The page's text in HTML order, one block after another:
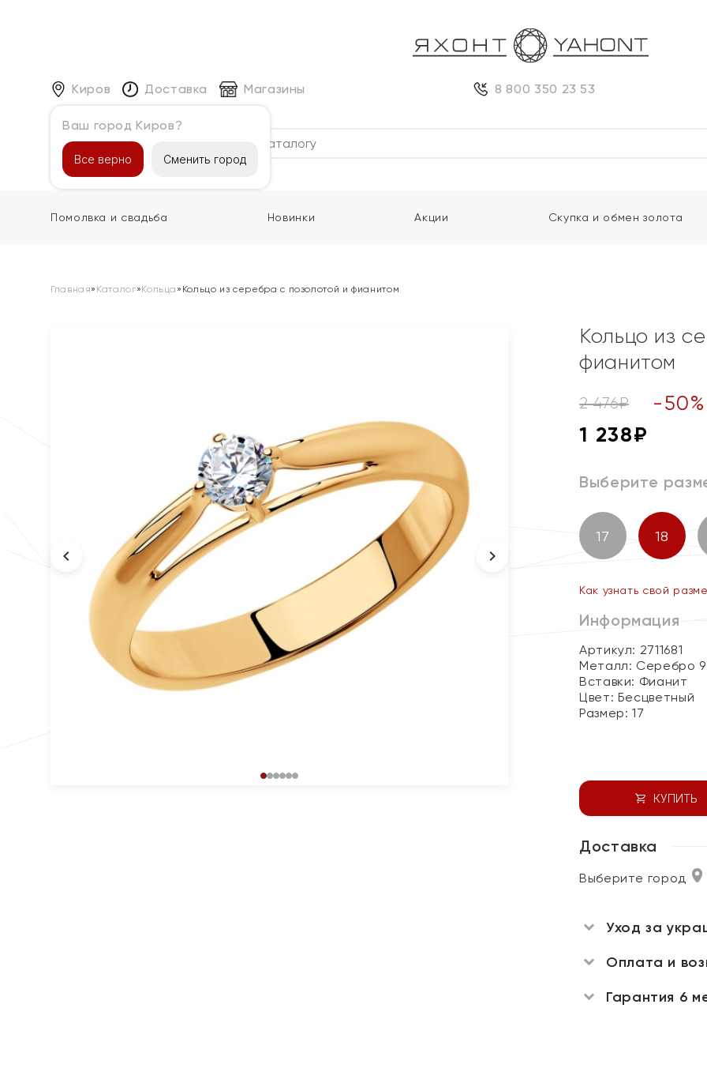
Киров
Ваш город Киров?
Все верно Сменить город
Доставка Магазины 8 800 350 23 53
Каталог
Помолвка и свадьба Новинки Акции Скупка и обмен золота
Главная» Каталог»Кольца » Кольцо из серебра с позолотой и фианитом
Кольцо из
фианитом
2 476₽ -50%
1 238₽
Выберите
17 18
Как узнать свой
Информация
Артикул: 2711681
Металл: Серебро
Вставки: Фианит
Цвет: Бесцветный
Размер:17
КУПИТЬ
Доставка
Выберите город
Уход за
Оплата и
Гарантия 6